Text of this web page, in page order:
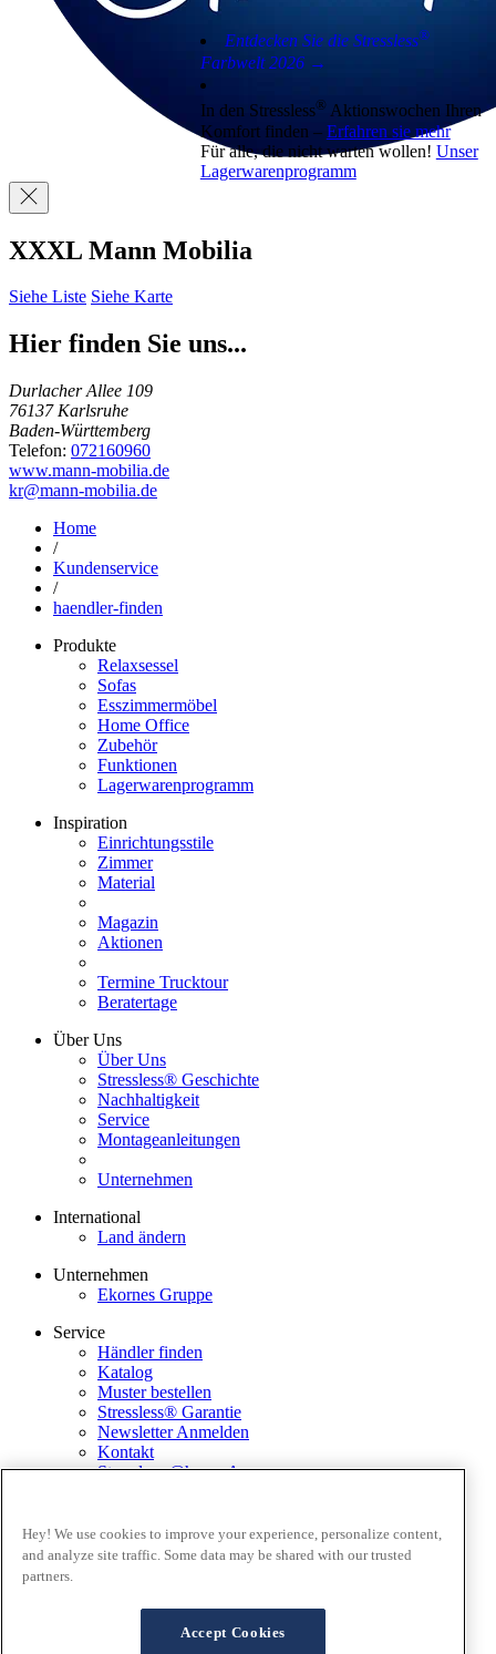
Entdecken Sie die Stressless®
Farbwelt 2026 →
In den Stressless® Aktionswochen Ihren
Komfort finden – Erfahren sie mehr
Für alle, die nicht warten wollen! Unser
Lagerwarenprogramm
XXXL Mann Mobilia
Siehe Liste Siehe Karte
Hier finden Sie uns...
Durlacher Allee 109
76137 Karlsruhe
Baden-Württemberg
Telefon: 072160960
www.mann-mobilia.de
kr@mann-mobilia.de
Home
/
Kundenservice
/
haendler-finden
Produkte
Relaxsessel
Sofas
Esszimmermöbel
Home Office
Zubehör
Funktionen
Lagerwarenprogramm
Inspiration
Einrichtungsstile
Zimmer
Material
Magazin
Aktionen
Termine Trucktour
Beratertage
Über Uns
Über Uns
Stressless® Geschichte
Nachhaltigkeit
Service
Montageanleitungen
Unternehmen
International
Land ändern
Unternehmen
Ekornes Gruppe
Service
Händler finden
Katalog
Muster bestellen
Stressless® Garantie
Newsletter Anmelden
Kontakt
Stressless @home App
Ekornes Media Portal
Geschäftsbedingungen
Cookies
FAQ Lieferung and Rücksendungen
Hey! We use cookies to improve your experience, personalize content,
and analyze site traffic. Some data may be shared with our trusted
partners.
Accept Cookies